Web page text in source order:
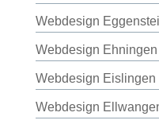
Webdesign
Webdesign Ehningen
Webdesign Eislingen
Webdesign